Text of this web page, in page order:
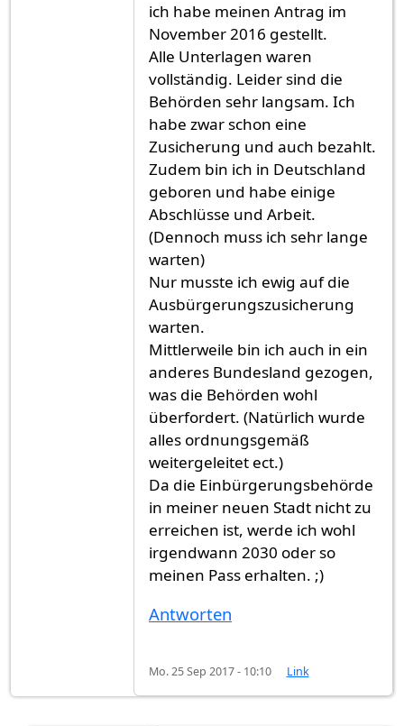
ich habe meinen Antrag im
November 2016 gestellt.
Alle Unterlagen waren
vollständig. Leider sind die
Behörden sehr langsam. Ich
habe zwar schon eine
Zusicherung und auch bezahlt.
Zudem bin ich in Deutschland
geboren und habe einige
Abschlüsse und Arbeit.
(Dennoch muss ich sehr lange
warten)
Nur musste ich ewig auf die
Ausbürgerungszusicherung
warten.
Mittlerweile bin ich auch in ein
anderes Bundesland gezogen,
was die Behörden wohl
überfordert. (Natürlich wurde
alles ordnungsgemäß
weitergeleitet ect.)
Da die Einbürgerungsbehörde
in meiner neuen Stadt nicht zu
erreichen ist, werde ich wohl
irgendwann 2030 oder so
meinen Pass erhalten. ;)
Antworten
Mo. 25 Sep 2017 - 10:10 Link